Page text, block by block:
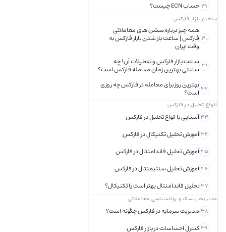
29 حساب ECN چیست؟
ساختار بازار فارکس
30
همه چیز درباره سشن های معاملاتی
فارکس | ساعت باز شدن بازار فارکس به
وقت ایران
31 ساعت بازار فارکس و تعطیلات آن! چه
ساعتی بهترین زمان معامله فارکس است؟
32بهترین روز برای معامله در فارکس چه روزی
است؟
انواع تحلیل در فارکس
33آشنایی با انواع تحلیل در فارکس
34آموزش تحلیل تکنیکال در فارکس
35آموزش تحلیل فاندامنتال در فارکس
36آموزش تحلیل سنتیمنتال در فارکس
37تحلیل فاندامنتال بهتر است یا تکنیکال؟
مدیریت ریسک و روانشناسی معاملاتی
38 مدیریت سرمایه در فارکس چگونه است؟
39کنترل احساسات در بازار فارکس